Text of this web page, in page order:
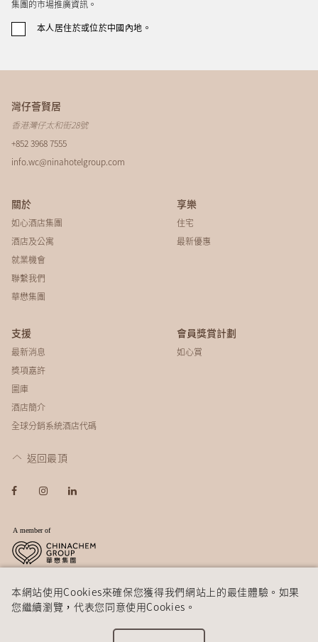
集團的市場推廣資訊。
本人居住於或位於中國內地。
灣仔薈賢居
香港灣仔太和街28號
+852 3968 7555
info.wc@ninahotelgroup.com
關於
如心酒店集團
酒店及公寓
就業機會
聯繫我們​​​​​​​​
華懋集團
享樂
住宅
最新優惠
支援
最新消息
獎項嘉許
圖庫
酒店簡介
全球分銷系統酒店代碼
會員獎賞計劃
如心賞
返回最頂
本網站使用Cookies來確保您獲得我們網站上的最佳體驗。如果
您繼續瀏覽，代表您同意使用Cookies。